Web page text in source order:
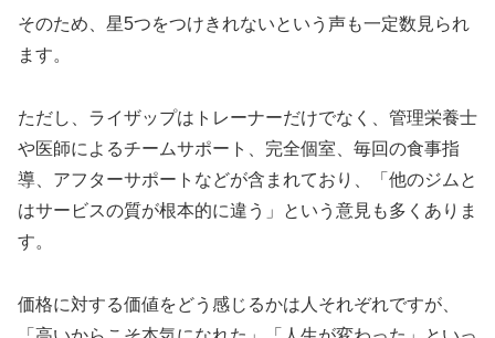
そのため、星5つをつけきれないという声も一定数見られ
ます。
ただし、ライザップはトレーナーだけでなく、管理栄養士
や医師によるチームサポート、完全個室、毎回の食事指
導、アフターサポートなどが含まれており、「他のジムと
はサービスの質が根本的に違う」という意見も多くありま
す。
価格に対する価値をどう感じるかは人それぞれですが、